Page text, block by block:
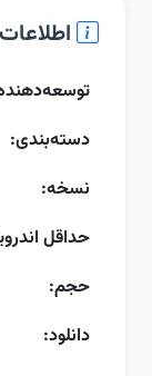
دسته‌بندی:
نسخه:
حداقل
حجم:
دانلود: